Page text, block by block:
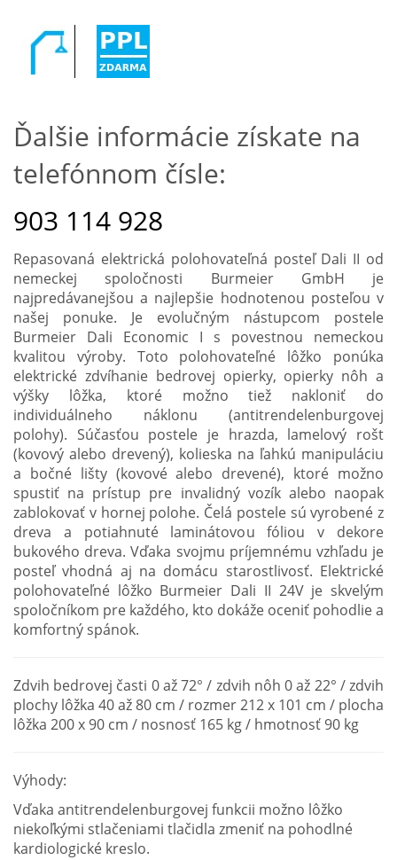
Ďalšie informácie získate na
telefónnom čísle:
903 114 928
Repasovaná elektrická polohovateľná posteľ Dali II od
nemeckej spoločnosti Burmeier GmbH je
najpredávanejšou a najlepšie hodnotenou posteľou v
našej ponuke. Je evolučným nástupcom postele
Burmeier Dali Economic I s povestnou nemeckou
kvalitou výroby. Toto polohovateľné lôžko ponúka
elektrické zdvíhanie bedrovej opierky, opierky nôh a
výšky lôžka, ktoré možno tiež nakloniť do
individuálneho náklonu (antitrendelenburgovej
polohy). Súčasťou postele je hrazda, lamelový rošt
(kovový alebo drevený), kolieska na ľahkú manipuláciu
a bočné lišty (kovové alebo drevené), ktoré možno
spustiť na prístup pre invalidný vozík alebo naopak
zablokovať v hornej polohe. Čelá postele sú vyrobené z
dreva a potiahnuté laminátovou fóliou v dekore
bukového dreva. Vďaka svojmu príjemnému vzhľadu je
posteľ vhodná aj na domácu starostlivosť. Elektrické
polohovateľné lôžko Burmeier Dali II 24V je skvelým
spoločníkom pre každého, kto dokáže oceniť pohodlie a
komfortný spánok.
Zdvih bedrovej časti 0 až 72° / zdvih nôh 0 až 22° / zdvih
plochy lôžka 40 až 80 cm / rozmer 212 x 101 cm / plocha
lôžka 200 x 90 cm / nosnosť 165 kg / hmotnosť 90 kg
Výhody:
Vďaka antitrendelenburgovej funkcii možno lôžko
niekoľkými stlačeniami tlačidla zmeniť na pohodlné
kardiologické kreslo.